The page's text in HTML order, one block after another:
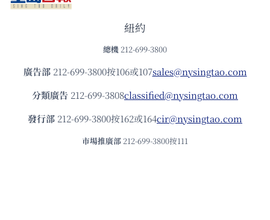
紐約
總機 212-699-3800
廣告部212-699-3800按106或107sales@nysingtao.com
分類廣告 212-699-3808classified@nysingtao.com
發⾏部 212-699-3800按162或164cir@nysingtao.com
市場推廣部 212-699-3800按111